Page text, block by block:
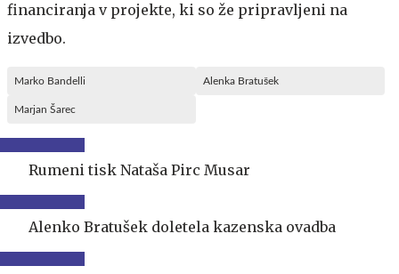
financiranja v projekte, ki so že pripravljeni na
izvedbo.
Marko Bandelli Alenka Bratušek
Marjan Šarec
Rumeni tisk Nataša Pirc Musar
Alenko Bratušek doletela kazenska ovadba